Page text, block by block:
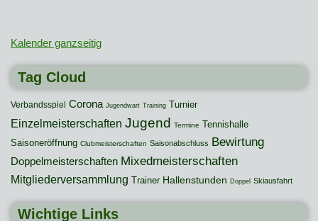
Kalender ganzseitig
Tag Cloud
Verbandsspiel Corona Jugendwart Training Turnier
Einzelmeisterschaften Jugend Termine Tennishalle
Saisoneröffnung Clubmeisterschaften Saisonabschluss Bewirtung
Doppelmeisterschaften Mixedmeisterschaften
Mitgliederversammlung Trainer Hallenstunden Doppel Skiausfahrt
Wichtige Links